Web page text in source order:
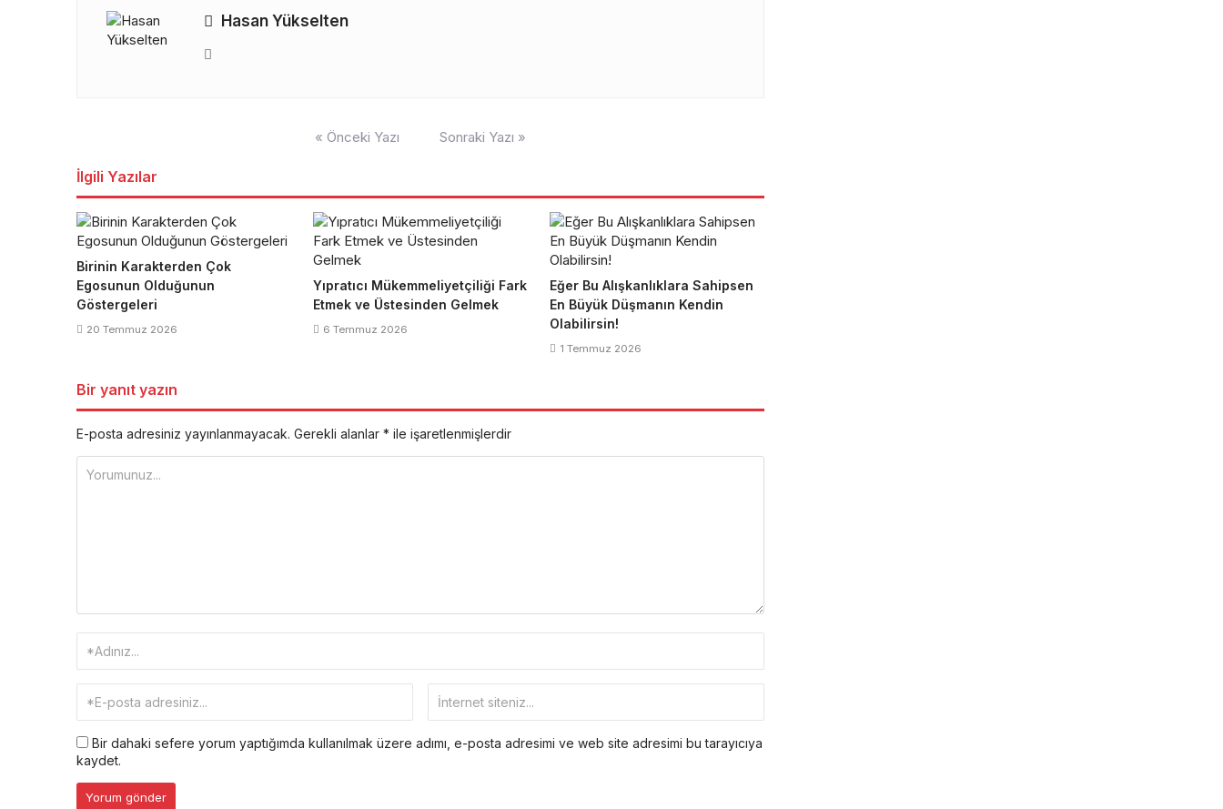
Hasan Yükselten
« Önceki Yazı Sonraki Yazı »
İlgili Yazılar
Birinin Karakterden Çok
Egosunun Olduğunun
Göstergeleri
20 Temmuz 2026
Yıpratıcı Mükemmeliyetçiliği Fark
Etmek ve Üstesinden Gelmek
6 Temmuz 2026
Eğer Bu Alışkanlıklara Sahipsen
En Büyük Düşmanın Kendin
Olabilirsin!
1 Temmuz 2026
Bir yanıt yazın
E-posta adresiniz yayınlanmayacak. Gerekli alanlar * ile işaretlenmişlerdir
Bir dahaki sefere yorum yaptığımda kullanılmak üzere adımı, e-posta adresimi ve web site adresimi bu tarayıcıya
kaydet.